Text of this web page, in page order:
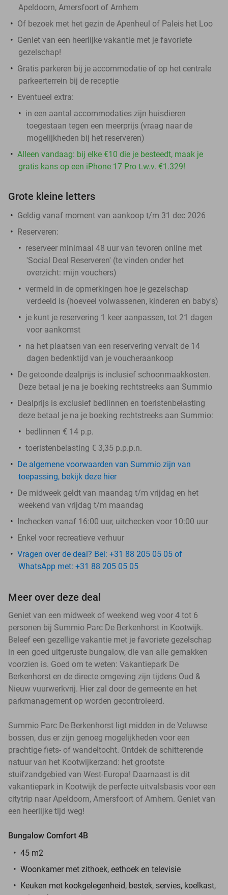
Apeldoorn, Amersfoort of Arnhem
Of bezoek met het gezin de Apenheul of Paleis het Loo
Geniet van een heerlijke vakantie met je favoriete
gezelschap!
Gratis parkeren bij je accommodatie of op het centrale
parkeerterrein bij de receptie
Eventueel extra:
in een aantal accommodaties zijn huisdieren
toegestaan tegen een meerprijs (vraag naar de
mogelijkheden bij het reserveren)
Alleen vandaag: bij elke €10 die je besteedt, maak je
gratis kans op een iPhone 17 Pro t.w.v. €1.329!
Grote kleine letters
Geldig vanaf moment van aankoop t/m 31 dec 2026
Reserveren:
reserveer minimaal 48 uur van tevoren online met
'Social Deal Reserveren' (te vinden onder het
overzicht: mijn vouchers)
vermeld in de opmerkingen hoe je gezelschap
verdeeld is (hoeveel volwassenen, kinderen en baby's)
je kunt je reservering 1 keer aanpassen, tot 21 dagen
voor aankomst
na het plaatsen van een reservering vervalt de 14
dagen bedenktijd van je voucheraankoop
De getoonde dealprijs is inclusief schoonmaakkosten.
Deze betaal je na je boeking rechtstreeks aan Summio
Dealprijs is exclusief bedlinnen en toeristenbelasting
deze betaal je na je boeking rechtstreeks aan Summio:
bedlinnen € 14 p.p.
toeristenbelasting € 3,35 p.p.p.n.
De algemene voorwaarden van Summio zijn van
toepassing, bekijk deze hier
De midweek geldt van maandag t/m vrijdag en het
weekend van vrijdag t/m maandag
Inchecken vanaf 16:00 uur, uitchecken voor 10:00 uur
Enkel voor recreatieve verhuur
Vragen over de deal? Bel: +31 88 205 05 05 of
WhatsApp met: +31 88 205 05 05
Meer over deze deal
Geniet van een midweek of weekend weg voor 4 tot 6
personen bij Summio Parc De Berkenhorst in Kootwijk.
Beleef een gezellige vakantie met je favoriete gezelschap
in een goed uitgeruste bungalow, die van alle gemakken
voorzien is. Goed om te weten: Vakantiepark De
Berkenhorst en de directe omgeving zijn tijdens Oud &
Nieuw vuurwerkvrij. Hier zal door de gemeente en het
parkmanagement op worden gecontroleerd.
Summio Parc De Berkenhorst ligt midden in de Veluwse
bossen, dus er zijn genoeg mogelijkheden voor een
prachtige fiets- of wandeltocht. Ontdek de schitterende
natuur van het Kootwijkerzand: het grootste
stuifzandgebied van West-Europa! Daarnaast is dit
vakantiepark in Kootwijk de perfecte uitvalsbasis voor een
citytrip naar Apeldoorn, Amersfoort of Arnhem. Geniet van
een heerlijke tijd weg!
Bungalow Comfort 4B
45 m2
Woonkamer met zithoek, eethoek en televisie
Keuken met kookgelegenheid, bestek, servies, koelkast,